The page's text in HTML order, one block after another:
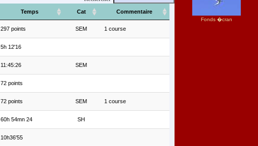
Temps Cat Commentaire
297 points SEM 1 course
5h 12'16
11:45:26 SEM
72 points
72 points SEM 1 course
60h 54mn 24 SH
10h36'55
Fonds �cran